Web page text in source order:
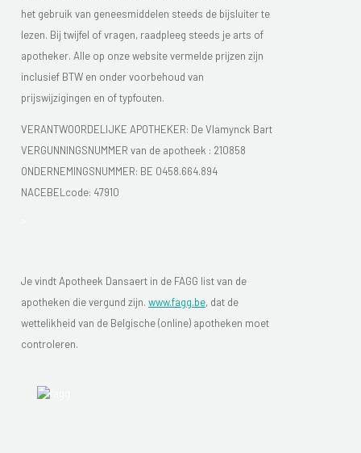
het gebruik van geneesmiddelen steeds de bijsluiter te
lezen. Bij twijfel of vragen, raadpleeg steeds je arts of
apotheker. Alle op onze website vermelde prijzen zijn
inclusief BTW en onder voorbehoud van
prijswijzigingen en of typfouten.
VERANTWOORDELIJKE APOTHEKER: De Vlamynck Bart
VERGUNNINGSNUMMER van de apotheek : 210858
ONDERNEMINGSNUMMER: BE 0458.664.894
NACEBELcode: 47910
Je vindt Apotheek Dansaert in de FAGG list van de
apotheken die vergund zijn. www.fagg.be, dat de
wettelikheid van de Belgische (online) apotheken moet
controleren.